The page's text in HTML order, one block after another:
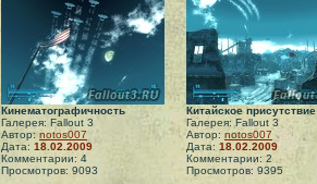
Кинематографичность
Галерея: Fallout 3
Автор: notos007
Дата: 18.02.2009
Комментарии: 4
Просмотров: 9093
Китайское присутствие
Галерея: Fallout 3
Автор: notos007
Дата: 18.02.2009
Комментарии: 2
Просмотров: 9395